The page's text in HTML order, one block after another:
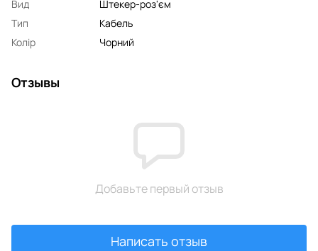
Вид
Штекер-роз'єм
Тип
Кабель
Колір
Чорний
Отзывы
Добавьте первый отзыв
Написать отзыв